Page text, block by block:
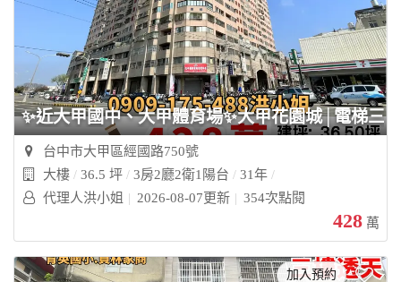
✨近大甲國中、大甲體育場✨大甲花園城│電梯三
台中市大甲區經國路750號
大樓
36.5 坪 3房2廳2衛1陽台
31年
代理人洪小姐
2026-08-07更新 354次點閱
428 萬
加入預約